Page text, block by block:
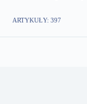
ARTYKUŁY: 397